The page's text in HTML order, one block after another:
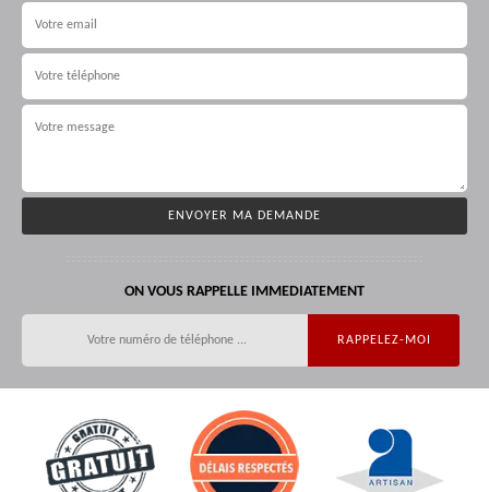
ON VOUS RAPPELLE IMMEDIATEMENT